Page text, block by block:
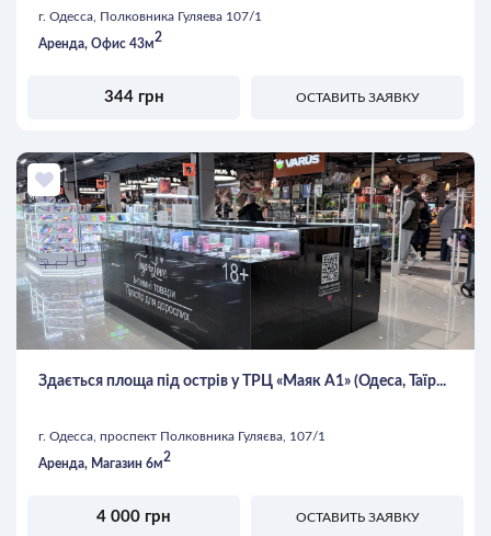
г. Одесса, Полковника Гуляева 107/1
Аренда, Офис 43м2
344 грн ОСТАВИТЬ ЗАЯВКУ
Здається площа під острів у ТРЦ «Маяк А1» (Одеса, Таїр...
г. Одесса, проспект Полковника Гуляєва, 107/1
Аренда, Магазин 6м2
4 000 грн ОСТАВИТЬ ЗАЯВКУ